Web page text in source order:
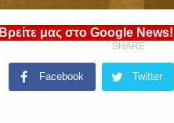
Βρείτε μας στο Google
SHARE
Facebook Twitter